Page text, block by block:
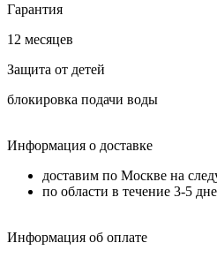
Гарантия
12 месяцев
Защита от детей
блокировка подачи воды
Информация о доставке
доставим по Москве на
по области в течение 3-5
Информация об оплате